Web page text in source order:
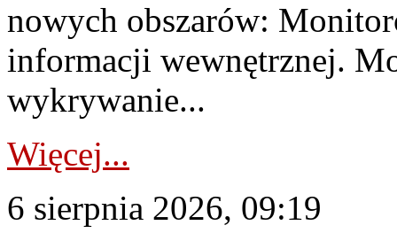
nowych obszarów:
informacji wewnętrznej.
wykrywanie...
Więcej...
6 sierpnia 2026, 09:19